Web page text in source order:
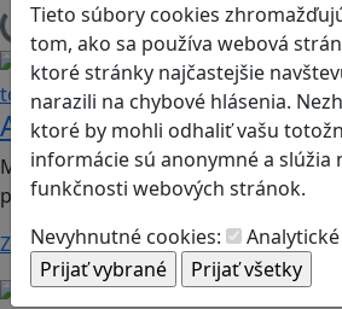
Tieto súbory cookies
tom, ako sa používa webová
ktoré stránky najčastejšie
narazili na chybové hlásenia.
ktoré by mohli odhaliť vašu
informácie sú anonymné a slúžia
funkčnosti webových stránok.
Nevyhnutné cookies:
Načítam hry
Kritické myslenie
tolerancia
Aaronova dilema
Mobilná hra vhodná pre: 2. stupeň ZŠ,
predmety občianska náuka, dejepis,…
Zistiť viac